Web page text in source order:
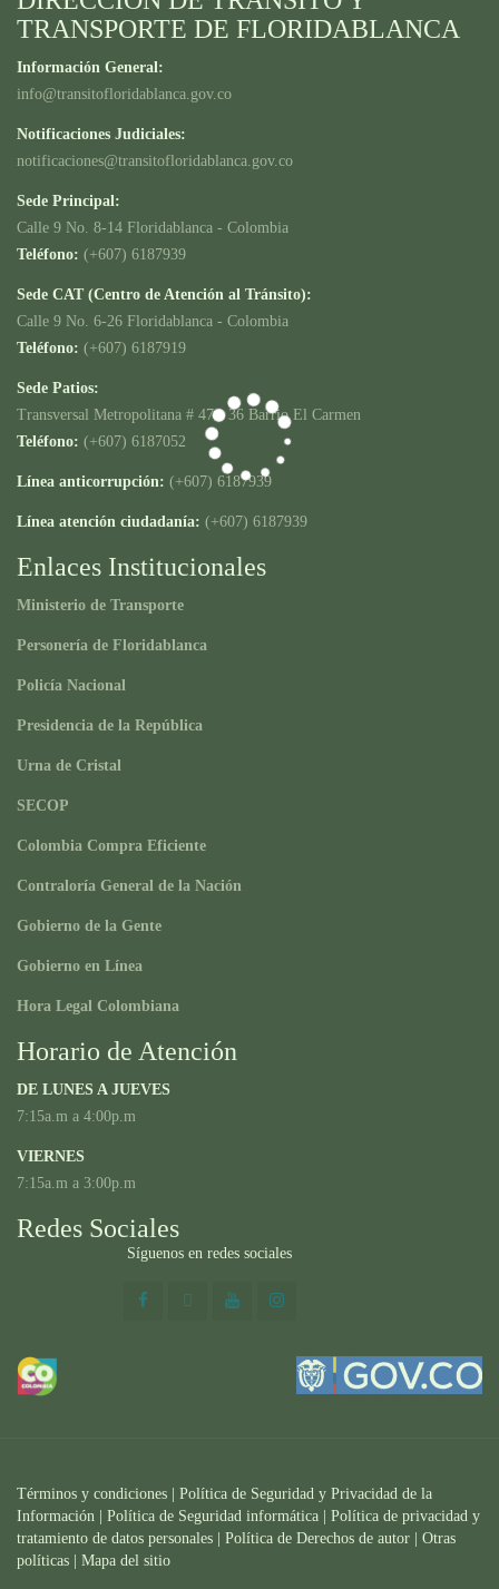
TRANSPORTE DE FLORIDABLANCA
Información General:
info@transitofloridablanca.gov.co
Notificaciones Judiciales:
notificaciones@transitofloridablanca.gov.co
Sede Principal:
Calle 9 No. 8-14 Floridablanca - Colombia
Teléfono: (+607) 6187939
Sede CAT (Centro de Atención al Tránsito):
Calle 9 No. 6-26 Floridablanca - Colombia
Teléfono: (+607) 6187919
Sede Patios:
Transversal Metropolitana # 47 - 36 Barrio El Carmen
Teléfono: (+607) 6187052
Línea anticorrupción: (+607) 6187939
Línea atención ciudadanía: (+607) 6187939
Enlaces Institucionales
Ministerio de Transporte
Personería de Floridablanca
Policía Nacional
Presidencia de la República
Urna de Cristal
SECOP
Colombia Compra Eficiente
Contraloría General de la Nación
Gobierno de la Gente
Gobierno en Línea
Hora Legal Colombiana
Horario de Atención
DE LUNES A JUEVES
7:15a.m a 4:00p.m
VIERNES
7:15a.m a 3:00p.m
Redes Sociales
Síguenos en redes sociales
Términos y condiciones
Política de Seguridad y Privacidad de la
Información
Política de Seguridad informática
Política de privacidad y
tratamiento de datos personales |
Política de Derechos de autor |
Otras
políticas |
Mapa del sitio